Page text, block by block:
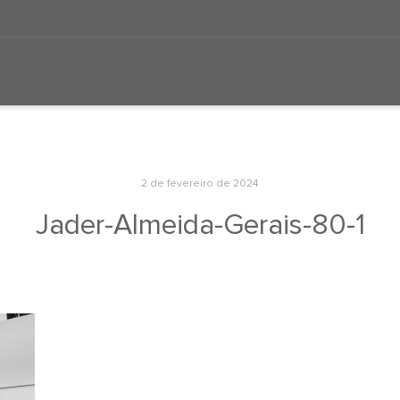
2 de fevereiro de 2024
Jader-Almeida-Gerais-80-1